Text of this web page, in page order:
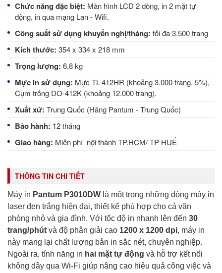
Chức năng đặc biệt: Màn hình LCD 2 dòng, in 2 mặt tự
động, in qua mạng Lan - Wifi.
Công suất sử dụng khuyến nghị/tháng: tối đa 3.500 trang
Kích thước: 354 x 334 x 218 mm
Trọng lượng: 6,8 kg
Mực in sử dụng: Mực TL-412HR (khoảng 3.000 trang, 5%),
Cụm trống DO-412K (khoảng 12.000 trang).
Xuất xứ: Trung Quốc (Hãng Pantum - Trung Quốc)
Bảo hành: 12 tháng
Giao hàng: Miễn phí nội thành TP.HCM/ TP HUẾ
THÔNG TIN CHI TIẾT
Máy in Pantum P3010DW là một trong những dòng máy in
laser đen trắng hiện đại, thiết kế phù hợp cho cả văn
phòng nhỏ và gia đình. Với tốc độ in nhanh lên đến 30
trang/phút và độ phân giải cao 1200 x 1200 dpi, máy in
này mang lại chất lượng bản in sắc nét, chuyên nghiệp.
Ngoài ra, tính năng in hai mặt tự động và hỗ trợ kết nối
không dây qua Wi-Fi giúp nâng cao hiệu quả công việc và